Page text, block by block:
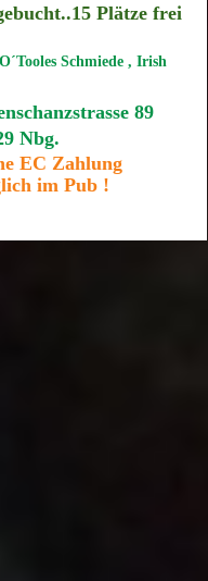
Plätze frei
Schmiede , Irish
89
Nbg.
EC Zahlung
im Pub !